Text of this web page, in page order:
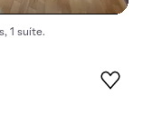
1 suíte.